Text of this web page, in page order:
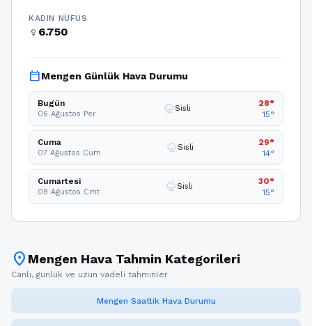
KADIN NÜFUS
female 6.750
calendar_todayMengen Günlük Hava Durumu
Bugün
06 Ağustos Per foggy Sisli
28°
15°
Cuma
07 Ağustos Cum foggy Sisli
29°
14°
Cumartesi
08 Ağustos Cmt foggy Sisli
30°
15°
location_on Mengen Hava Tahmin Kategorileri
Canlı, günlük ve uzun vadeli tahminler
Mengen Saatlik Hava Durumu